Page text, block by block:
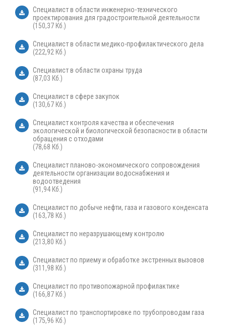
Специалист в области инженерно-технического
проектирования для градостроительной деятельности
(150,37 Кб.)
Специалист в области медико-профилактического дела
(222,92 Кб.)
Специалист в области охраны труда
(87,03 Кб.)
Специалист в сфере закупок
(130,67 Кб.)
Специалист контроля качества и обеспечения
экологической и биологической безопасности в области
обращения с отходами
(78,68 Кб.)
Специалист планово-экономического сопровождения
деятельности организации водоснабжения и
водоотведения
(91,94 Кб.)
Специалист по добыче нефти, газа и газового конденсата
(163,78 Кб.)
Специалист по неразрушающему контролю
(213,80 Кб.)
Специалист по приему и обработке экстренных вызовов
(311,98 Кб.)
Специалист по противопожарной профилактике
(166,87 Кб.)
Специалист по транспортировке по трубопроводам газа
(175,96 Кб.)